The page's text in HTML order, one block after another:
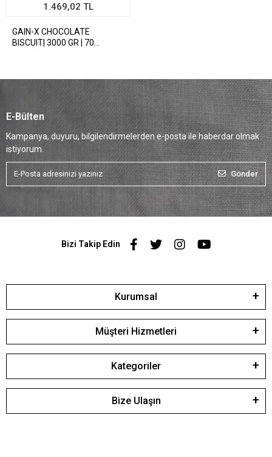
1.469,02 TL
GAIN-X CHOCOLATE
BISCUIT| 3000 GR | 70
E-Bülten
Kampanya, duyuru, bilgilendirmelerden e-posta ile haberdar olmak
istiyorum.
Gönder
Bizi Takip Edin
Kurumsal
Müşteri Hizmetleri
Kategoriler
Bize Ulaşın